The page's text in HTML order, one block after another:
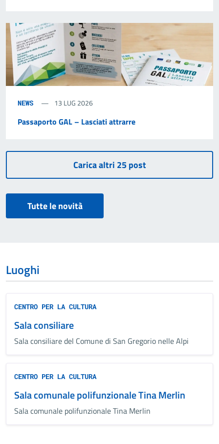
NEWS 13 LUG 2026
Passaporto GAL – Lasciati attrarre
Tutte le novità
Luoghi
CENTRO PER LA CULTURA
Sala consiliare
Sala consiliare del Comune di San Gregorio nelle Alpi
CENTRO PER LA CULTURA
Sala comunale polifunzionale Tina Merlin
Sala comunale polifunzionale Tina Merlin